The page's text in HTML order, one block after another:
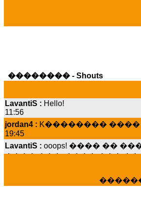
�������� - Shouts
11:56
jordan4 :
19:45
LavantiS :
���� ���; ���� ���
15:07